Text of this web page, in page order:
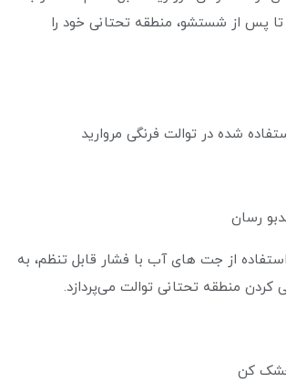
تا پس از شستشو، منطقه تحتانی خود را
شده در توالت فرنگی مروارید
از جت های آب با فشار قابل تنظم، به
منطقه تحتانی توالت می‌پردازد.